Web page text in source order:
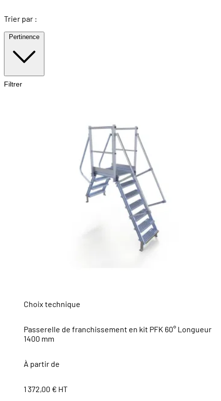
Trier par :
Pertinence
Filtrer
Choix technique
Passerelle de franchissement en kit PFK 60° Longueur
1400 mm
À partir de
1 372,00 € HT